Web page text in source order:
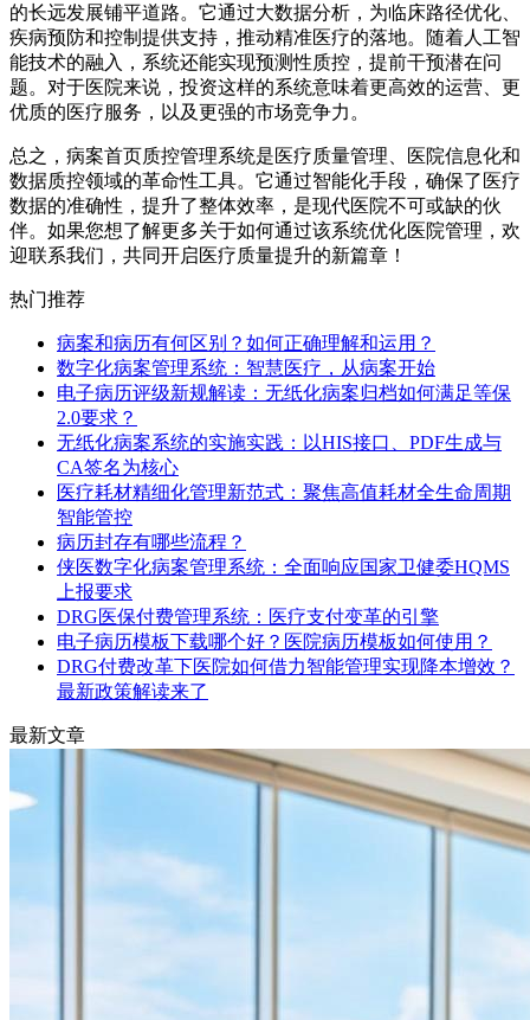
的长远发展铺平道路。它通过大数据分析，为临床路径优化、
疾病预防和控制提供支持，推动精准医疗的落地。随着人工智
能技术的融入，系统还能实现预测性质控，提前干预潜在问
题。对于医院来说，投资这样的系统意味着更高效的运营、更
优质的医疗服务，以及更强的市场竞争力。
总之，病案首页质控管理系统是医疗质量管理、医院信息化和
数据质控领域的革命性工具。它通过智能化手段，确保了医疗
数据的准确性，提升了整体效率，是现代医院不可或缺的伙
伴。如果您想了解更多关于如何通过该系统优化医院管理，欢
迎联系我们，共同开启医疗质量提升的新篇章！
热门推荐
病案和病历有何区别？如何正确理解和运用？
数字化病案管理系统：智慧医疗，从病案开始
电子病历评级新规解读：无纸化病案归档如何满足等保
2.0要求？
无纸化病案系统的实施实践：以HIS接口、PDF生成与
CA签名为核心
医疗耗材精细化管理新范式：聚焦高值耗材全生命周期
智能管控
病历封存有哪些流程？
侠医数字化病案管理系统：全面响应国家卫健委HQMS
上报要求
DRG医保付费管理系统：医疗支付变革的引擎
电子病历模板下载哪个好？医院病历模板如何使用？
DRG付费改革下医院如何借力智能管理实现降本增效？
最新政策解读来了
最新文章